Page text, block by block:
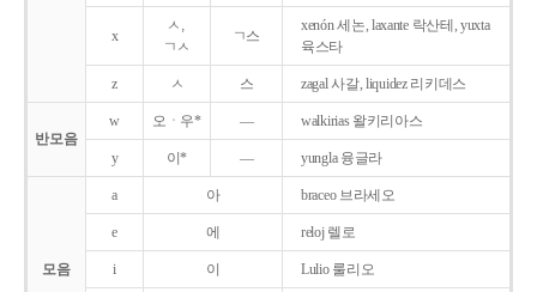
x
ㅅ,
ㄱㅅ
ㄱ스
xenón 세논, laxante 락산테, yuxta
육스타
z ㅅ 스 zagal 사갈, liquidez 리키데스
반모음
w 오ㆍ우* ― walkirias 왈키리아스
y 이* ― yungla 융글라
모음
a 아 braceo 브라세오
e 에 reloj 렐로
i 이 Lulio 룰리오